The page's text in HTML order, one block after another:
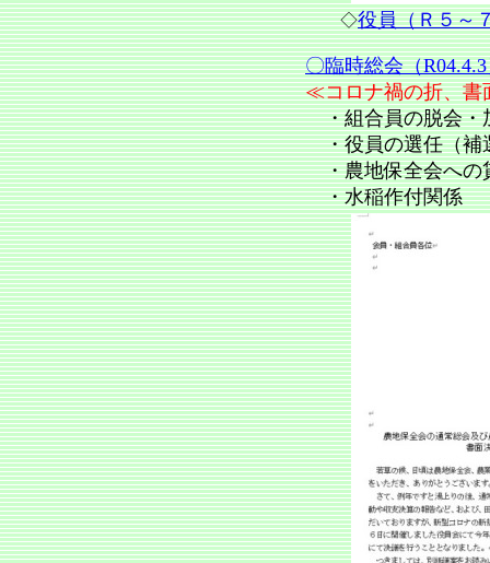
◇役員（Ｒ５～
〇臨時総会（
≪コロナ禍の折、書
・組合員の脱会・
・役員の選任（補
・農地保全会への
・水稲作付関係